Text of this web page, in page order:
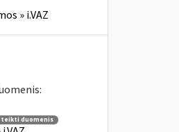
» i.VAZ
teikti duomenis